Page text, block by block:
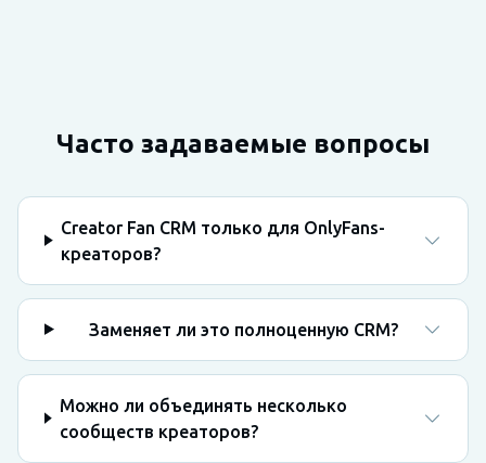
Часто задаваемые вопросы
Creator Fan CRM только для OnlyFans-
креаторов?
Заменяет ли это полноценную CRM?
Можно ли объединять несколько
сообществ креаторов?